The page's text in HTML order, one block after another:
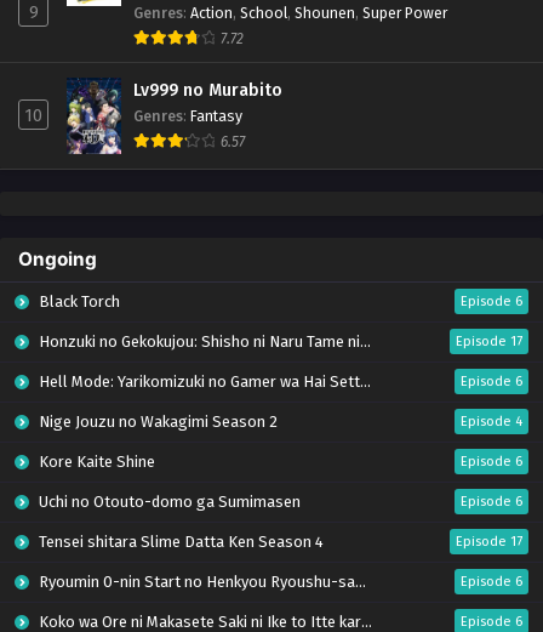
9 Genres: Action, School, Shounen, Super Power
7.72
10
Lv999 no Murabito
Genres: Fantasy
6.57
Ongoing
Black Torch Episode 6
Honzuki no Gekokujou: Shisho ni Naru Tame ni wa Shudan wo Erandeiraremasen – Ryoushu no Youjo (Season 4) Episode 17
Hell Mode: Yarikomizuki no Gamer wa Hai Settei no Isekai de Musou suru Season 2 Episode 6
Nige Jouzu no Wakagimi Season 2 Episode 4
Kore Kaite Shine Episode 6
Uchi no Otouto-domo ga Sumimasen Episode 6
Tensei shitara Slime Datta Ken Season 4 Episode 17
Ryoumin 0-nin Start no Henkyou Ryoushu-sama Episode 6
Koko wa Ore ni Makasete Saki ni Ike to Itte kara 10-nen ga Tattara Densetsu ni Natteita. Episode 6